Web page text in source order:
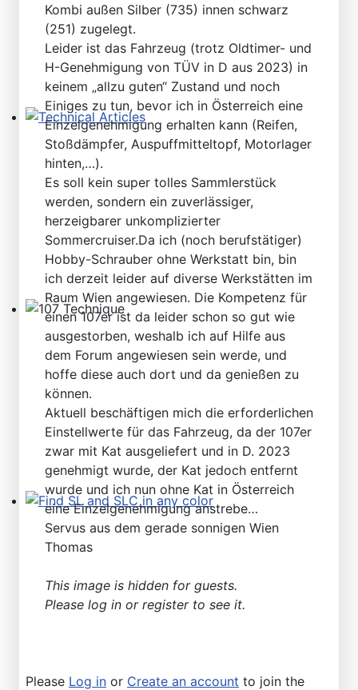
Technical Articles
107 Technique
Find SL and SLC in any color
Kombi außen Silber (735) innen schwarz
(251) zugelegt.
Leider ist das Fahrzeug (trotz Oldtimer- und
H-Genehmigung von TÜV in D aus 2023) in
keinem „allzu guten“ Zustand und noch
Einiges zu tun, bevor ich in Österreich eine
Einzelgenehmigung erhalten kann (Reifen,
Stoßdämpfer, Auspuffmitteltopf, Motorlager
hinten,…).
Es soll kein super tolles Sammlerstück
werden, sondern ein zuverlässiger,
herzeigbarer unkomplizierter
Sommercruiser.Da ich (noch berufstätiger)
Hobby-Schrauber ohne Werkstatt bin, bin
ich derzeit leider auf diverse Werkstätten im
Raum Wien angewiesen. Die Kompetenz für
einen 107er ist da leider schon so gut wie
ausgestorben, weshalb ich auf Hilfe aus
dem Forum angewiesen sein werde, und
hoffe diese auch dort und da genießen zu
können.
Aktuell beschäftigen mich die erforderlichen
Einstellwerte für das Fahrzeug, da der 107er
zwar mit Kat ausgeliefert und in D. 2023
genehmigt wurde, der Kat jedoch entfernt
wurde und ich nun ohne Kat in Österreich
eine Einzelgenehmigung anstrebe…
Servus aus dem gerade sonnigen Wien
Thomas
This image is hidden for guests.
Please log in or register to see it.
Please Log in or Create an account to join the